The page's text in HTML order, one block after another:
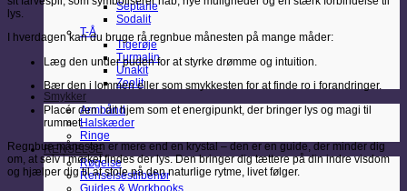
Septarie
Sodalit
T-Å
Tigerøje
Turmalin
Unakit
Zeolit
Smykker
Armbånd
Halskæder
Ringe
RENSELSE
Røgelse
Renselsestilbehør
lys.
I hverdagen kan du bruge rå regnbue månesten på mange måder:
Læg den under puden for at styrke drømme og intuition.
Bær den i lommen eller som smykkesten for at finde ro i forandringer.
Placér den i dit hjem som et energipunkt, der bringer lys og magi til
rummet.
Regnbue månesten er mere end en krystal – den er en guide, der minder dig
om, at selv i mørket findes der lys. Den bringer dig tættere på din indre visdom
og hjælper dig til at stole på den naturlige rytme, livet følger.